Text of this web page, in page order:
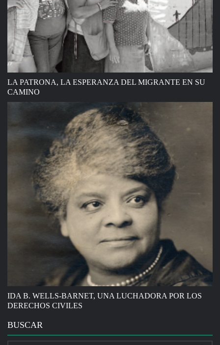
LA PATRONA, LA ESPERANZA DEL MIGRANTE EN SU
CAMINO
IDA B. WELLS-BARNET, UNA LUCHADORA POR LOS
DERECHOS CIVILES
BUSCAR